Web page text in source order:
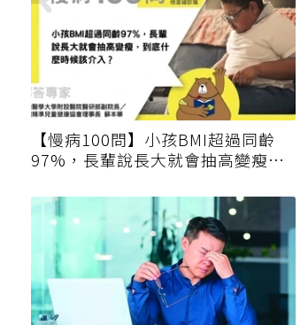
【慢病100問】小孩BMI超過同齡
97%，長輩說長大就會抽高變瘦，
到底什麼時候該介入？